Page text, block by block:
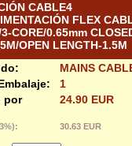
CABLE4
FLEX
CORE/0.65mm
OPEN LENGTH-1.5M
MAINS
1
por
24.90 EUR
30.63 EUR